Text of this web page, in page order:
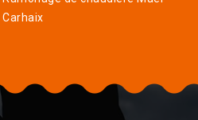
Carhaix